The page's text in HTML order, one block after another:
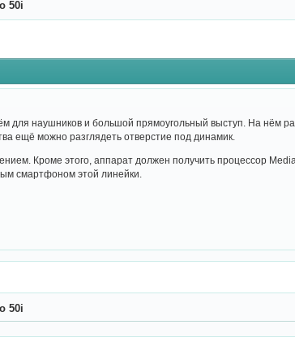
50i
для наушников и большой прямоугольный выступ. На нём
ещё можно разглядеть отверстие под динамик.
Кроме этого, аппарат должен получить процессор
смартфоном этой линейки.
50i